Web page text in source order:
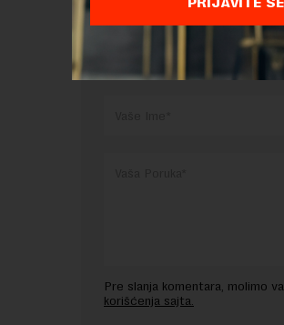
Pre slanja komentara, molimo
korišćenja sajta.